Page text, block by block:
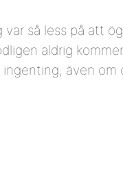
så less på att
aldrig
även